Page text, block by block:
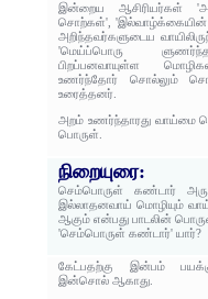
இன்றைய ஆசிரியர்கள்
சொற்கள்',
அறிந்தவர்களுடைய
'மெய்ப்பொரு
பிறப்பனவாயுள்ள
உணர்ந்தோர் சொல்லும்
உரைத்தனர்.
அறம் உணர்ந்தாரது வாய்மை
பொருள்.
நிறையுரை:
செம்பொருள் கண்டார்
இல்லாதனவாய் மொழியும்
ஆகும் என்பது பாடலின்
'செம்பொருள் கண்டார்' யார்?
கேட்பதற்கு இன்பம்
இன்சொல் ஆகாது.